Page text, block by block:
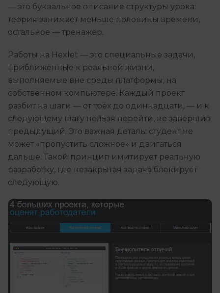
— это буквальное описание структуры урока:
теория занимает меньше половины времени,
остальное — тренажёр.
Работы на Hexlet — это специальные задачи,
приближённые к реальной жизни,
выполняемые вне среды платформы, на
собственном компьютере. Каждый проект
разбит на шаги — от трёх до одиннадцати, — и к
следующему шагу нельзя перейти, не завершив
предыдущий. Это важная деталь: студент не
может «пропустить сложное» и двигаться
дальше. Такой принцип имитирует реальную
разработку, где незакрытая задача блокирует
следующую.